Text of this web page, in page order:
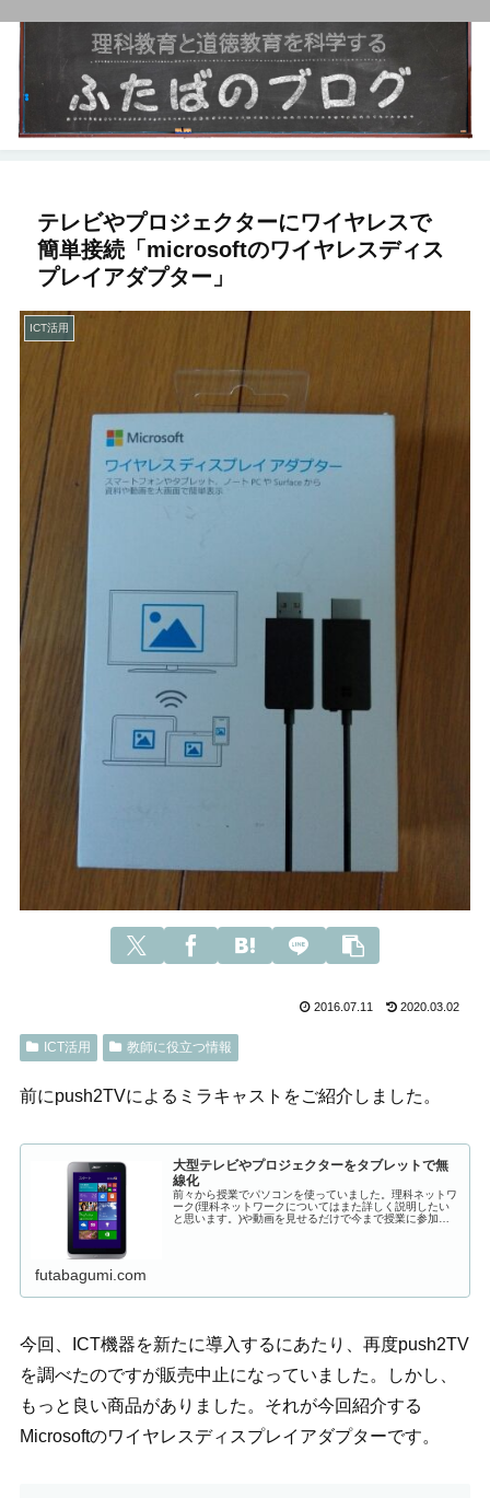
テレビやプロジェクターにワイヤレスで
簡単接続「microsoftのワイヤレスディス
プレイアダプター」
ICT活用
2016.07.11 2020.03.02
ICT活用 教師に役立つ情報
前にpush2TVによるミラキャストをご紹介しました。
大型テレビやプロジェクターをタブレットで無
線化
前々から授業でパソコンを使っていました。理科ネットワ
ーク(理科ネットワークについてはまた詳しく説明したい
と思います。)や動画を見せるだけで今まで授業に参加で
futabagumi.com
今回、ICT機器を新たに導入するにあたり、再度push2TV
を調べたのですが販売中止になっていました。しかし、
もっと良い商品がありました。それが今回紹介する
Microsoftのワイヤレスディスプレイアダプターです。